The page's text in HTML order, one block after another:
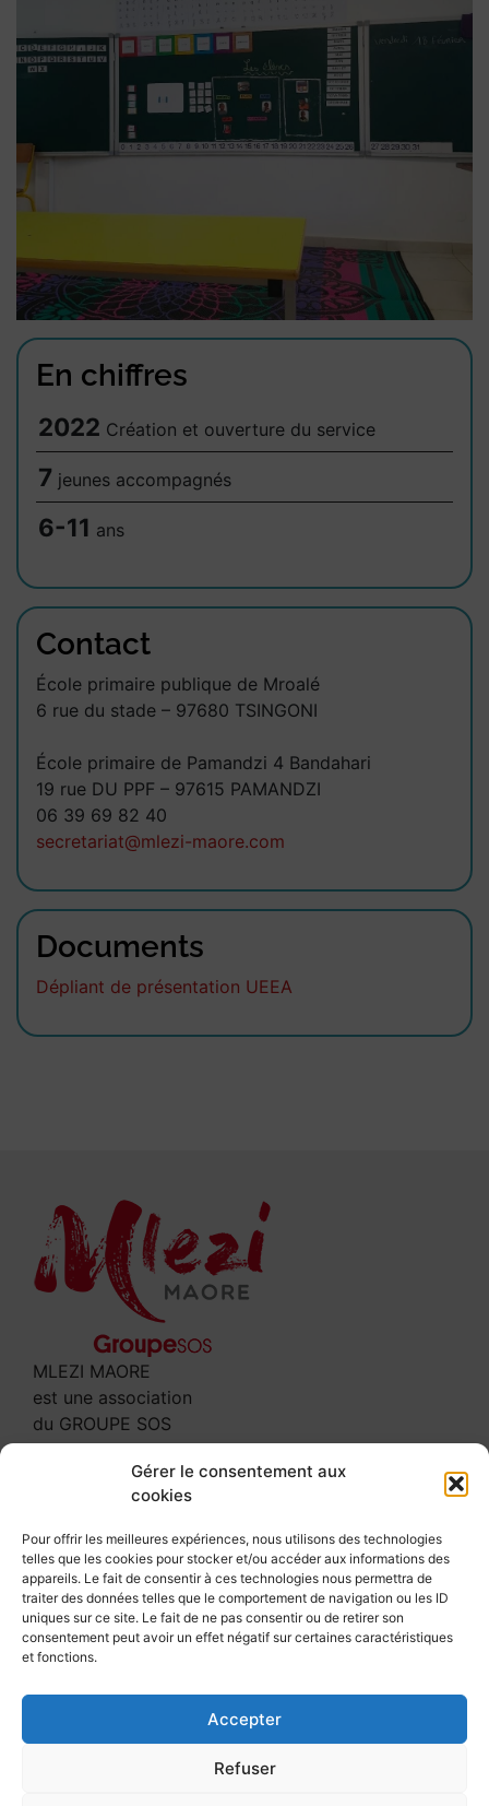
Gérer le consentement aux
cookies
Pour offrir les meilleures expériences, nous utilisons des technologies
telles que les cookies pour stocker et/ou accéder aux informations des
appareils. Le fait de consentir à ces technologies nous permettra de
traiter des données telles que le comportement de navigation ou les ID
uniques sur ce site. Le fait de ne pas consentir ou de retirer son
consentement peut avoir un effet négatif sur certaines caractéristiques
et fonctions.
Accepter
Refuser
En chiffres
2022 Création et ouverture du service
7 jeunes accompagnés
6-11 ans
Contact
École primaire publique de Mroalé
6 rue du stade – 97680 TSINGONI
École primaire de Pamandzi 4 Bandahari
19 rue DU PPF – 97615 PAMANDZI
06 39 69 82 40
secretariat@mlezi-maore.com
Documents
Dépliant de présentation UEEA
MLEZI MAORE
est une association
du GROUPE SOS
97600 MAMOUDZOU
Tél : 02 69 61 64 00
secretariat@mlezi-maore.com
Suivez-nous